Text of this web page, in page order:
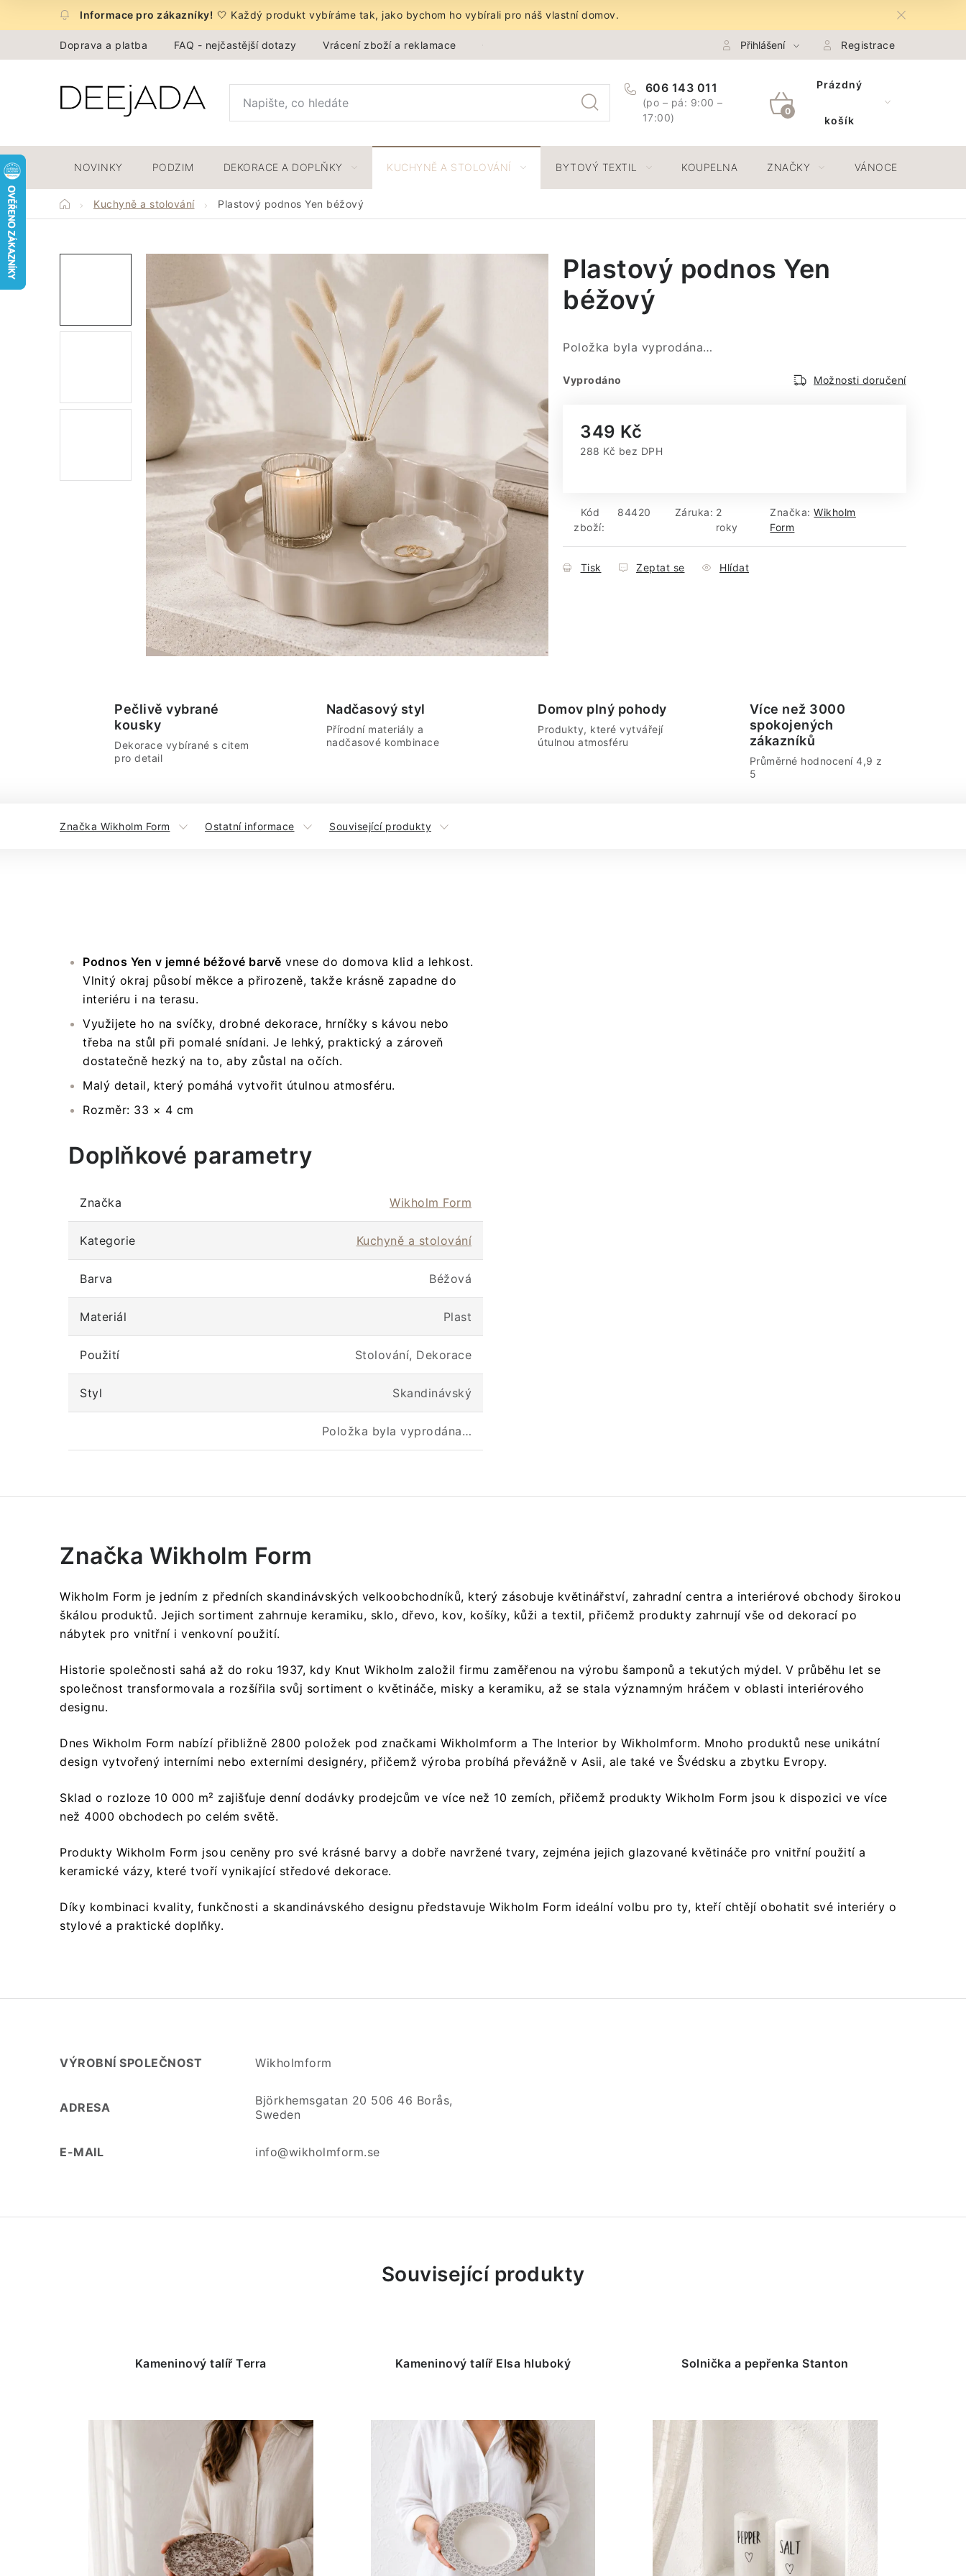
🤍 Každý produkt vybíráme tak, jako bychom ho vybírali pro náš vlastní domov.
Doprava a platba FAQ - nejčastější dotazy Vrácení zboží a reklamace Ochrana Osobních údajů GDPR Spojte se s námi
Přihlášení Registrace
606 143 011
(po – pá: 9:00 –
17:00)
NÁKUPNÍ
Prázdný
košík
NOVINKY PODZIM DEKORACE A DOPLŇKY KUCHYNĚ A STOLOVÁNÍ BYTOVÝ TEXTIL KOUPELNA ZNAČKY VÁNOCE
DomůKuchyně a stolování Plastový podnos Yen béžový
Plastový podnos Yen
béžový
Položka byla vyprodána…
Vyprodáno Možnosti doručení
349 Kč
288 Kč bez DPH
Kód
zboží:
84420 Záruka: 2
roky
Značka:Wikholm
Form
Tisk Zeptat se Hlídat
Pečlivě vybrané
kousky
Dekorace vybírané s citem
pro detail
Nadčasový styl
Přírodní materiály a
nadčasové kombinace
Domov plný pohody
Produkty, které vytvářejí
útulnou atmosféru
Více než 3000
spokojených
zákazníků
Průměrné hodnocení 4,9 z
5
Značka Wikholm Form Ostatní informace Související produkty
Podnos Yen v jemné béžové barvě vnese do domova klid a lehkost.
Vlnitý okraj působí měkce a přirozeně, takže krásně zapadne do
interiéru i na terasu.
Využijete ho na svíčky, drobné dekorace, hrníčky s kávou nebo
třeba na stůl při pomalé snídani. Je lehký, praktický a zároveň
dostatečně hezký na to, aby zůstal na očích.
Malý detail, který pomáhá vytvořit útulnou atmosféru.
Rozměr: 33 × 4 cm
Doplňkové parametry
Značka Wikholm Form
Kategorie Kuchyně a stolování
Barva Béžová
Materiál Plast
Použití Stolování, Dekorace
Styl Skandinávský
Položka byla vyprodána…
Značka Wikholm Form
Wikholm Form je jedním z předních skandinávských velkoobchodníků, který zásobuje květinářství, zahradní centra a interiérové obchody širokou
škálou produktů. Jejich sortiment zahrnuje keramiku, sklo, dřevo, kov, košíky, kůži a textil, přičemž produkty zahrnují vše od dekorací po
nábytek pro vnitřní i venkovní použití.
Historie společnosti sahá až do roku 1937, kdy Knut Wikholm založil firmu zaměřenou na výrobu šamponů a tekutých mýdel. V průběhu let se
společnost transformovala a rozšířila svůj sortiment o květináče, misky a keramiku, až se stala významným hráčem v oblasti interiérového
designu.
Dnes Wikholm Form nabízí přibližně 2800 položek pod značkami Wikholmform a The Interior by Wikholmform. Mnoho produktů nese unikátní
design vytvořený interními nebo externími designéry, přičemž výroba probíhá převážně v Asii, ale také ve Švédsku a zbytku Evropy.
Sklad o rozloze 10 000 m² zajišťuje denní dodávky prodejcům ve více než 10 zemích, přičemž produkty Wikholm Form jsou k dispozici ve více
než 4000 obchodech po celém světě.
Produkty Wikholm Form jsou ceněny pro své krásné barvy a dobře navržené tvary, zejména jejich glazované květináče pro vnitřní použití a
keramické vázy, které tvoří vynikající středové dekorace.
Díky kombinaci kvality, funkčnosti a skandinávského designu představuje Wikholm Form ideální volbu pro ty, kteří chtějí obohatit své interiéry o
stylové a praktické doplňky.
VÝROBNÍ SPOLEČNOST Wikholmform
ADRESA
Björkhemsgatan 20 506 46 Borås,
Sweden
E-MAIL info@wikholmform.se
Související produkty
Kameninový talíř Terra Kameninový talíř Elsa hluboký Solnička a pepřenka Stanton